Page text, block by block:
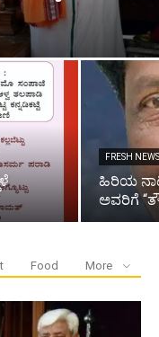
FRESH
ಹಿರಿಯ
ಅವರಿಗೆ
Food More